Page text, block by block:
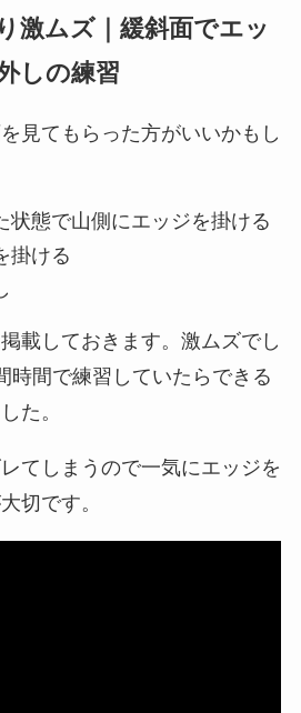
激ムズ｜緩斜面でエッ
しの練習
見てもらった方がいいかもし
状態で山側にエッジを掛ける
掛ける
載しておきます。激ムズでし
時間で練習していたらできる
た。
てしまうので一気にエッジを
切です。